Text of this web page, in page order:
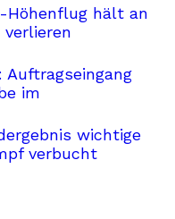
Höhenflug hält an
im
wichtige
verbucht